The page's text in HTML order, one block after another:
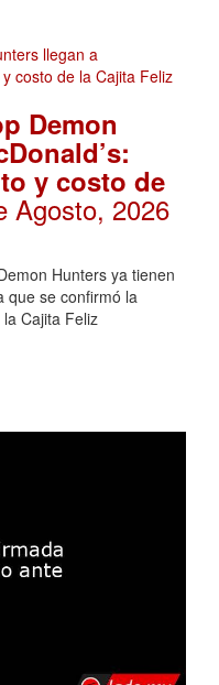
Demon
y costo de
Agosto, 2026
Hunters ya tienen
que se confirmó la
Cajita Feliz